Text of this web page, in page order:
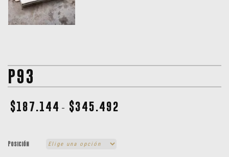
P93
$187.144 - $345.492
Posición